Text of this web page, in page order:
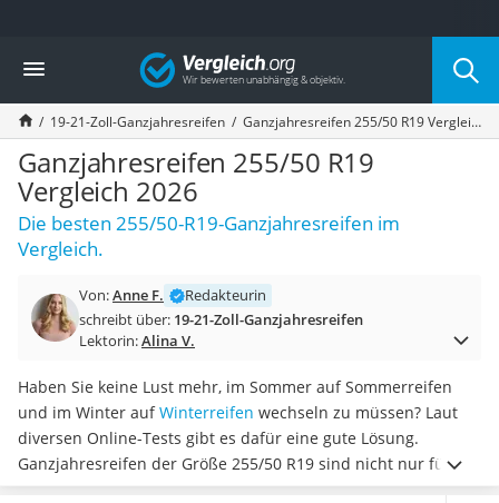
Die beliebtesten Vergleiche nach Kategorie
Auto & Motor
Fahrradträger-Anhängerkupplung (4 Fahrräder)
Fahrradträger
Fahrradträger (Anhängerkupplung)
Fahrradträger 3 Fahrräder
Benzinkanister (20 l)
Dashcam
Fahrradträger E-Bike
Marderschreck
Wagenheber 3t
AGM-Batterie Wohnmobil
Thule-Fahrradträger
FM-Transmitter
Sommerreifen 205/55 R16
Autobatterie-Ladegerät
Starthilfe mit Kompressor
Vergleich
19-21-Zoll-Ganzjahresreifen Ganzjahresreifen 255/50 R19 Vergleich 2026
Ganzjahresreifen 255/50 R19
Vergleich 2026
Die besten 255/50-R19-Ganzjahresreifen im
Vergleich.
Von:Anne F.
Redakteurin
schreibt über: 19-21-Zoll-Ganzjahresreifen
Lektorin:Alina V.
Haben Sie keine Lust mehr, im Sommer auf Sommerreifen
und im Winter aufWinterreifen wechseln zu müssen? Laut
diversen Online-Tests gibt es dafür eine gute Lösung.
Ganzjahresreifen der Größe 255/50 R19 sind nicht nur für
trockene, sondernauch für nasse und winterliche